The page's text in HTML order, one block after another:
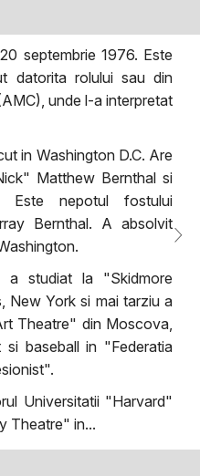
septembrie 1976. Este
datorita rolului sau din
unde l-a interpretat
in Washington D.C. Are
Matthew Bernthal si
Este nepotul fostului
Bernthal. A absolvit
studiat la "Skidmore
New York si mai tarziu a
Theatre" din Moscova,
baseball in "Federatia
Universitatii "Harvard"
Theatre" in...